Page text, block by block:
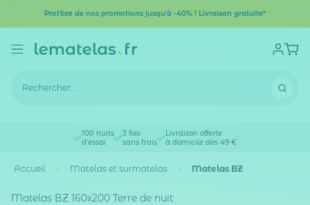
Profitez de nos promotions jusqu'à -40% ! Livraison gratuite*
100 nuits
d'essai
3 fois
sans frais
Livraison offerte
à domicile dès 49 €
Accueil Matelas et surmatelas Matelas BZ
Matelas BZ 160x200 Terre de nuit